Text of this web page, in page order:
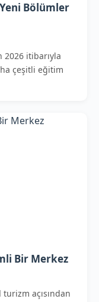
Bölümler
2026 itibarıyla
çeşitli eğitim
Bir Merkez
açısından